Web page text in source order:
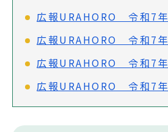
広報URAHORO 令和7年
広報URAHORO 令和7年
広報URAHORO 令和7年
広報URAHORO 令和7年